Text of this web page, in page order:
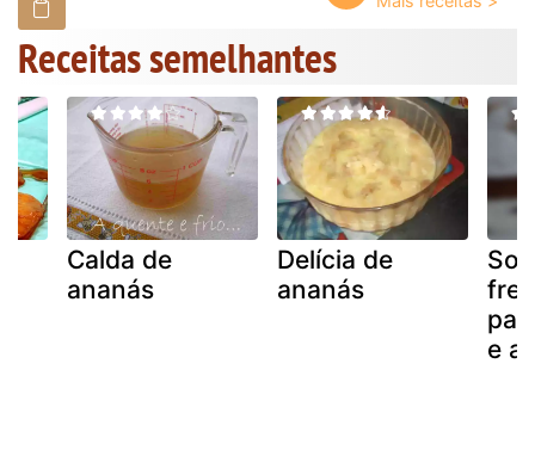
Receitas semelhantes
Calda de
ananás
Delícia de
ananás
e